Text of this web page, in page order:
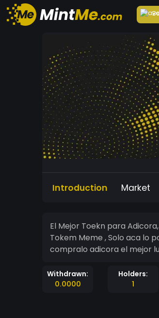
Introduction Market
El Mejor Toekn para
Tokem Meme , Solo aca lo
compralo adicora el mejor
Withdrawn:
0.0000
Holders:
1